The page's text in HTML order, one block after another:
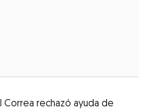
Correa rechazó ayuda de